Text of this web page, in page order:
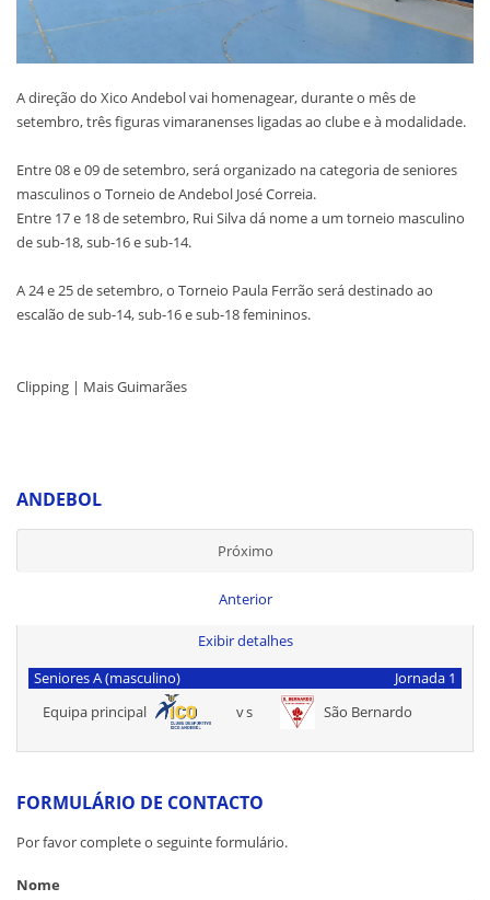
A direção do Xico Andebol vai homenagear, durante o mês de
setembro, três figuras vimaranenses ligadas ao clube e à modalidade.
Entre 08 e 09 de setembro, será organizado na categoria de seniores
masculinos o Torneio de Andebol José Correia.
Entre 17 e 18 de setembro, Rui Silva dá nome a um torneio masculino
de sub-18, sub-16 e sub-14.
A 24 e 25 de setembro, o Torneio Paula Ferrão será destinado ao
escalão de sub-14, sub-16 e sub-18 femininos.
Clipping | Mais Guimarães
ANDEBOL
Próximo
Anterior
Exibir detalhes
Seniores A (masculino)
Jornada 1
Equipa principal
vs São Bernardo
FORMULÁRIO DE CONTACTO
Por favor complete o seguinte formulário.
Nome